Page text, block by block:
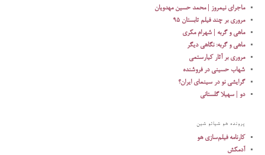
ماجرای نیمروز | محمد حسین مهدویان
مروری بر چند فیلم تابستان 95
ماهی و گربه | شهرام مکری
ماهی و گربه: نگاهی دیگر
مروری بر آثار کیارستمی
شهاب حسینی در فروشنده
گرایشی نو در سینمای ایران؟
دو | سهیلا گلستانی
پرونده هو شیائو شین
کارنامه فیلم‌سازی هو
آدمکش